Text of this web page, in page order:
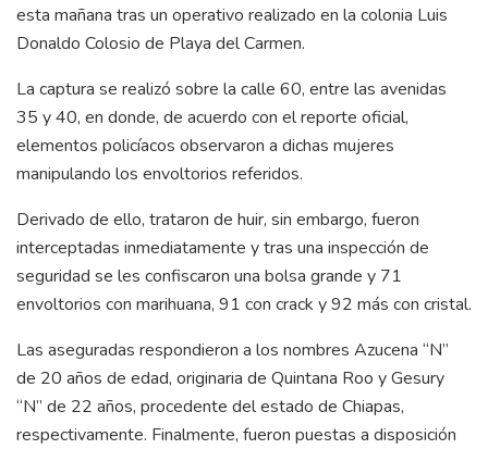
esta mañana tras un operativo realizado en la colonia Luis
Donaldo Colosio de Playa del Carmen.
La captura se realizó sobre la calle 60, entre las avenidas
35 y 40, en donde, de acuerdo con el reporte oficial,
elementos policíacos observaron a dichas mujeres
manipulando los envoltorios referidos.
Derivado de ello, trataron de huir, sin embargo, fueron
interceptadas inmediatamente y tras una inspección de
seguridad se les confiscaron una bolsa grande y 71
envoltorios con marihuana, 91 con crack y 92 más con cristal.
Las aseguradas respondieron a los nombres Azucena “N”
de 20 años de edad, originaria de Quintana Roo y Gesury
“N” de 22 años, procedente del estado de Chiapas,
respectivamente. Finalmente, fueron puestas a disposición